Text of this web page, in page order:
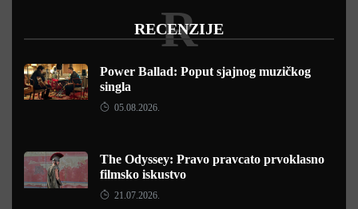
RECENZIJE
R
Power Ballad: Poput sjajnog muzičkog
singla
05.08.2026.
The Odyssey: Pravo pravcato prvoklasno
filmsko iskustvo
21.07.2026.